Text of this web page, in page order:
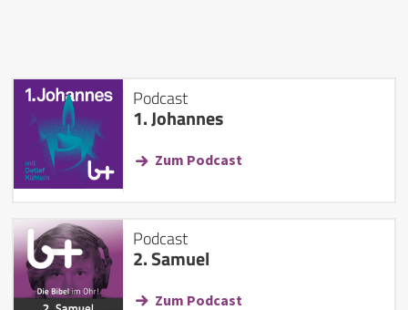
Podcast
1. Johannes
Zum Podcast
Podcast
2. Samuel
Zum Podcast